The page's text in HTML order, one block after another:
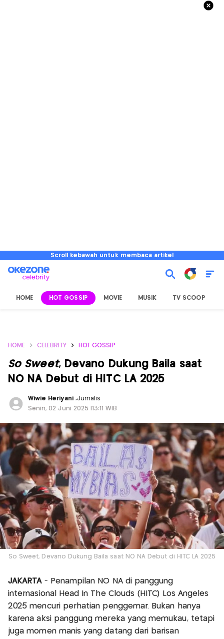
Scroll kebawah untuk membaca artikel
HOME HOT GOSSIP MOVIE MUSIK TV SCOOP
HOME CELEBRITY HOT GOSSIP
So Sweet, Devano Dukung Baila saat
NO NA Debut di HITC LA 2025
Wiwie Heriyani ,Jurnalis
Senin, 02 Juni 2025 |13:11 WIB
So Sweet, Devano Dukung Baila saat NO NA Debut di HITC LA 2025
JAKARTA - Penampilan NO NA di panggung
internasional Head In The Clouds (HITC) Los Angeles
2025 mencuri perhatian penggemar. Bukan hanya
karena aksi panggung mereka yang memukau, tetapi
juga momen manis yang datang dari barisan